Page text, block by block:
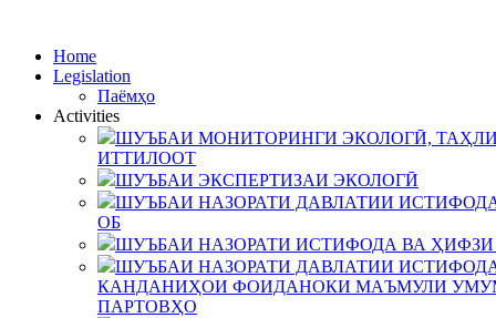
Home
Legislation
Паёмҳо
Activities
ШУЪБАИ МОНИТОРИНГИ ЭКОЛОГӢ,
ИТТИЛООТ
ШУЪБАИ ЭКСПЕРТИЗАИ ЭКОЛОГӢ
ШУЪБАИ НАЗОРАТИ ДАВЛАТИИ
ОБ
ШУЪБАИ НАЗОРАТИ ИСТИФОДА ВА
ШУЪБАИ НАЗОРАТИ ДАВЛАТИИ
КАНДАНИҲОИ ФОИДАНОКИ МАЪМУЛИ
ПАРТОВҲО